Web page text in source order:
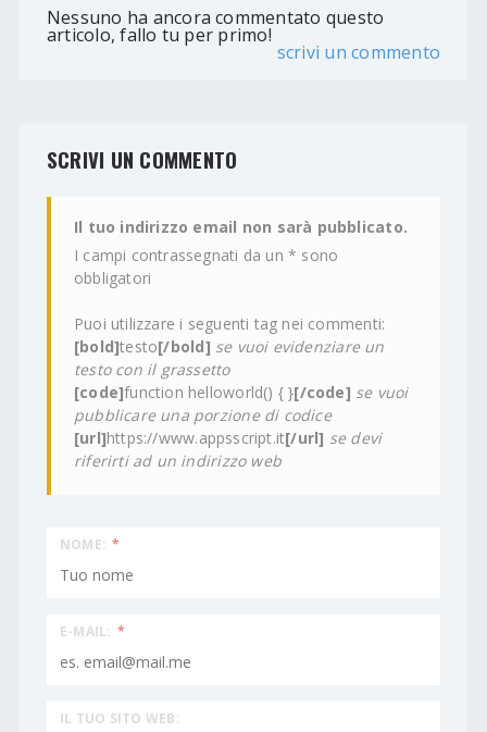
Nessuno ha ancora commentato questo
articolo, fallo tu per primo!
scrivi un commento
SCRIVI UN COMMENTO
Il tuo indirizzo email non sarà pubblicato.
I campi contrassegnati da un * sono
obbligatori
Puoi utilizzare i seguenti tag nei commenti:
[bold]testo[/bold] se vuoi evidenziare un
testo con il grassetto
[code]function helloworld() { }[/code] se vuoi
pubblicare una porzione di codice
[url]https://www.appsscript.it[/url] se devi
riferirti ad un indirizzo web
NOME: *
E-MAIL: *
IL TUO SITO WEB: